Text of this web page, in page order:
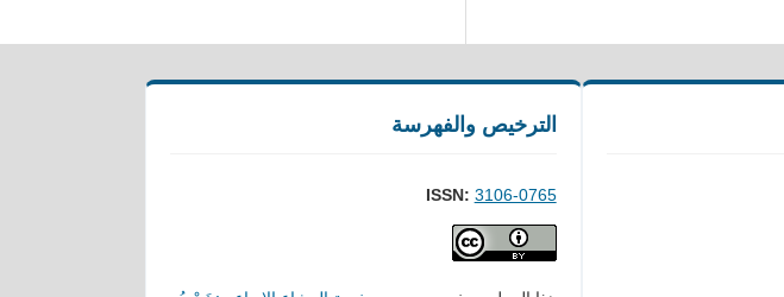
الترخيص والفهرسة
ISSN: 3106-0765